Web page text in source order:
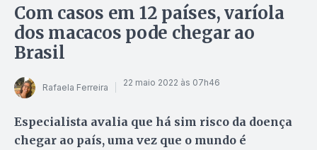
Com casos em 12 países, varíola
dos macacos pode chegar ao
Brasil
Rafaela Ferreira 22 maio 2022 às 07h46
Especialista avalia que há sim risco da doença
chegar ao país, uma vez que o mundo é